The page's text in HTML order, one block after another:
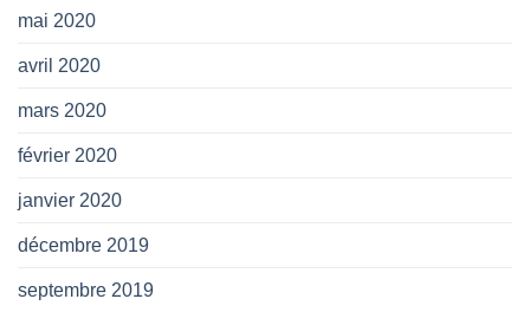
mai 2020
avril 2020
mars 2020
février 2020
janvier 2020
décembre 2019
septembre 2019